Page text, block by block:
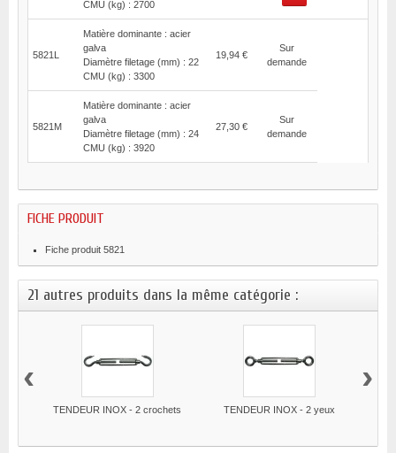
CMU (kg) : 2700
5821L
Matière dominante : acier
galva
Diamètre filetage (mm) : 22
CMU (kg) : 3300
19,94 €
Sur
demande
5821M
Matière dominante : acier
galva
Diamètre filetage (mm) : 24
CMU (kg) : 3920
27,30 €
Sur
demande
FICHE PRODUIT
Fiche produit 5821
21 autres produits dans la même catégorie :
TENDEUR INOX - 2 crochets TENDEUR INOX - 2 yeux
‹ ›